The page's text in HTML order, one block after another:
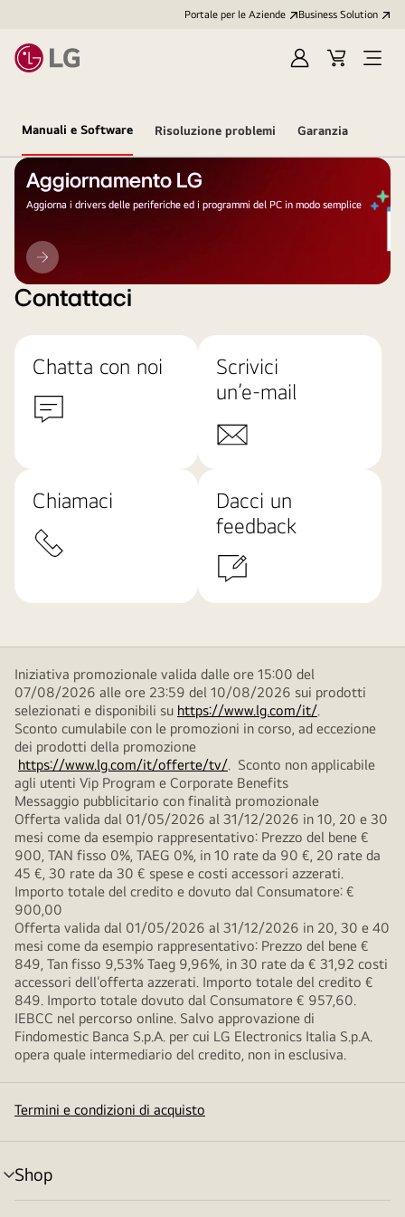
Portale per le Aziende Business Solution
AccediCart
Open
Manuali e Software Risoluzione problemi Garanzia
Aggiornamento LG
Aggiorna i drivers delle periferiche ed i programmi del PC in modo semplice
Aggiornamento
LG
Contattaci
Chatta con noi
Scrivici
un’e-mail
Chiamaci
Dacci un
feedback
Iniziativa promozionale valida dalle ore 15:00 del
07/08/2026 alle ore 23:59 del 10/08/2026 sui prodotti
selezionati e disponibili su https://www.lg.com/it/.
Sconto cumulabile con le promozioni in corso, ad eccezione
dei prodotti della promozione
https://www.lg.com/it/offerte/tv/. Sconto non applicabile
agli utenti Vip Program e Corporate Benefits
Messaggio pubblicitario con finalità promozionale
Offerta valida dal 01/05/2026 al 31/12/2026 in 10, 20 e 30
mesi come da esempio rappresentativo: Prezzo del bene €
900, TAN fisso 0%, TAEG 0%, in 10 rate da 90 €, 20 rate da
45 €, 30 rate da 30 € spese e costi accessori azzerati.
Importo totale del credito e dovuto dal Consumatore: €
900,00
Offerta valida dal 01/05/2026 al 31/12/2026 in 20, 30 e 40
mesi come da esempio rappresentativo: Prezzo del bene €
849, Tan fisso 9,53% Taeg 9,96%, in 30 rate da € 31,92 costi
accessori dell’offerta azzerati. Importo totale del credito €
849. Importo totale dovuto dal Consumatore € 957,60.
IEBCC nel percorso online. Salvo approvazione di
Findomestic Banca S.p.A. per cui LG Electronics Italia S.p.A.
opera quale intermediario del credito, non in esclusiva.
Termini e condizioni di acquisto
Shop
Attivazione
menu